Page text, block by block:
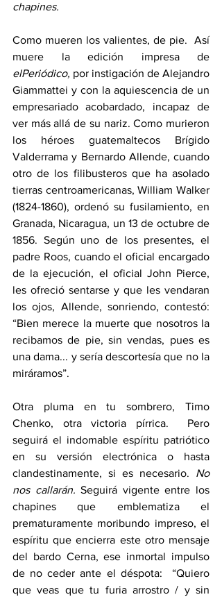
chapines.
Como mueren los valientes, de pie.  Así
elPeriódico, por instigación de Alejandro
Giammattei y con la aquiescencia de un
empresariado acobardado, incapaz de
ver más allá de su nariz. Como murieron
los héroes guatemaltecos Brígido
Valderrama y Bernardo Allende, cuando
otro de los filibusteros que ha asolado
tierras centroamericanas, William Walker
(1824-1860), ordenó su fusilamiento, en
Granada, Nicaragua, un 13 de octubre de
1856. Según uno de los presentes, el
padre Roos, cuando el oficial encargado
de la ejecución, el oficial John Pierce,
les ofreció sentarse y que les vendaran
los ojos, Allende, sonriendo, contestó:
“Bien merece la muerte que nosotros la
recibamos de pie, sin vendas, pues es
una dama... y sería descortesía que no la
miráramos”.
Otra pluma en tu sombrero, Timo
Chenko, otra victoria pírrica.  Pero
seguirá el indomable espíritu patriótico
en su versión electrónica o hasta
clandestinamente, si es necesario. No
nos callarán. Seguirá vigente entre los
chapines que emblematiza el
prematuramente moribundo impreso, el
espíritu que encierra este otro mensaje
del bardo Cerna, ese inmortal impulso
de no ceder ante el déspota:  “Quiero
que veas que tu furia arrostro / y sin